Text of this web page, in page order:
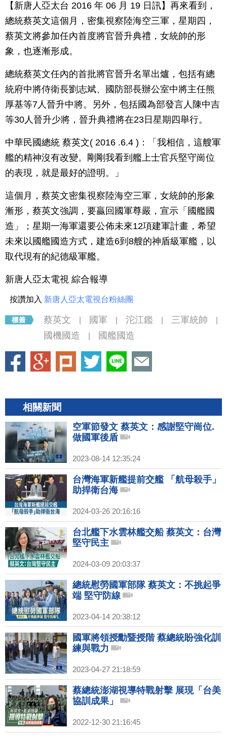
【新唐人亞太台 2016 年 06 月 19 日訊】再來看到，
總統蔡英文這個月，密集視察陸海空三軍，星期四，
蔡英文將參加任內首度將官晉升典禮，女統帥的形
象，也逐漸形成。
總統蔡英文任內的首批將官晉升名單出爐，包括有總
統府中將侍衛長劉志斌、國防部長辦公室中將主任熊
厚基等7人晉升中將。另外，包括國為部發言人陳中吉
等30人晉升少將，晉升典禮將在23日星期四舉行。
中華民國總統 蔡英文( 2016 .6.4 )：「我相信，這艘軍
艦的精神沒有改變。剛剛我看到艦上士官兵堅守崗位
的表現，就是最好的證明。」
這個月，蔡英文密集視察陸海空三軍，女統帥的形象
漸形，蔡英文強調，要贏回國軍尊嚴，宣示「國艦國
造」；星期一海軍還要公佈未來12項建軍計畫，希望
未來以國艦國造方式，建造6到8艘的神盾級軍艦，以
取代現有的紀德級軍艦。
新唐人亞太電視 綜合報導
按讚加入 新唐人亞太電視台粉絲團
蔡英文 國軍 沱江鑑 三軍統帥
國機國造 國艦國造
相關新聞
空軍節發文 蔡英文：感謝堅守崗位.
做國軍後盾
2023-08-14 12:35:24
台灣海軍新艦提前交艦 「航母殺手」
助捍衛台海
2024-03-26 20:16:16
台北艦下水雲林艦交船 蔡英文：台灣
堅守民主
2024-03-09 20:03:37
總統慰勞國軍部隊 蔡英文：不挑起爭
端 堅守防線
2023-04-14 20:38:12
國軍將領授勳暨授階 蔡總統盼強化訓
練與戰力
2023-04-27 21:18:59
蔡總統澎湖視導特戰射擊 展現「台美
協訓成果」
2022-12-30 21:16:45